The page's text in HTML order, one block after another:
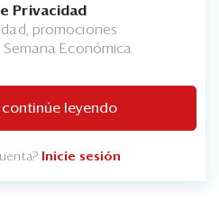
Privacidad
promociones
Económica
continúe leyendo
Inicie sesión